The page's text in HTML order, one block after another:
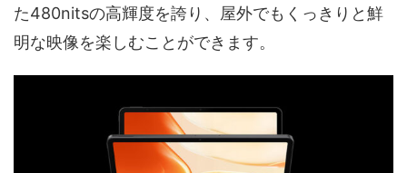
た480nitsの高輝度を誇り、屋外でもくっきりと鮮
明な映像を楽しむことができます。